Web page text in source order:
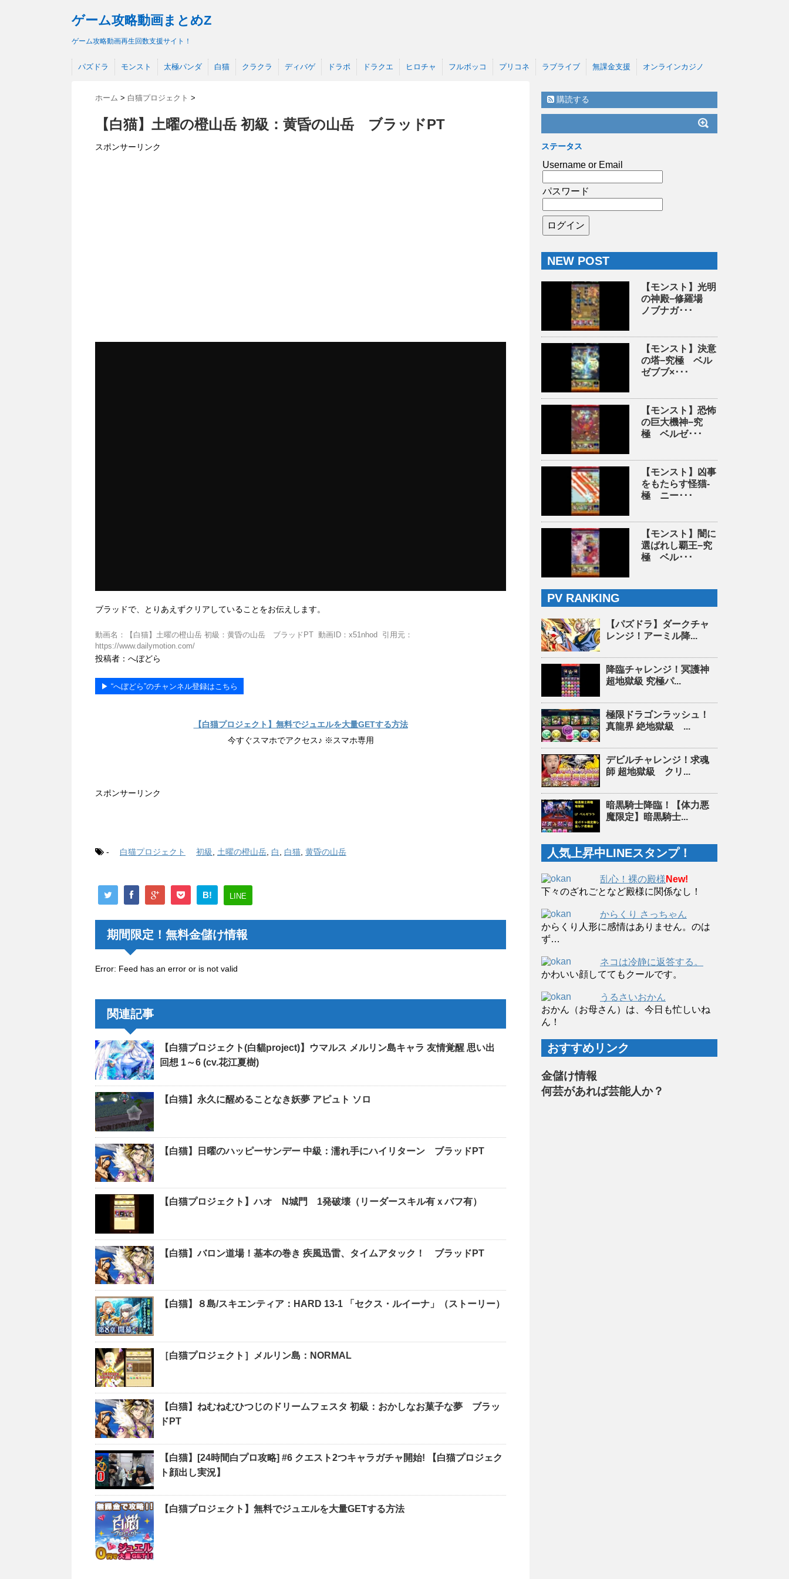
ゲーム攻略動画まとめZ
ゲーム攻略動画再生回数支援サイト！
パズドラ モンスト 太極パンダ 白猫 クラクラ ディバゲ ドラポ ドラクエ ヒロチャ フルボッコ プリコネ ラブライブ 無課金支援 オンラインカジノ
ホーム > 白猫プロジェクト >
【白猫】土曜の橙山岳 初級：黄昏の山岳 ブラッドPT
スポンサーリンク
ブラッドで、とりあえずクリアしていることをお伝えします。
動画名：【白猫】土曜の橙山岳 初級：黄昏の山岳 ブラッドPT 動画ID：x51nhod 引用元：
https://www.dailymotion.com/
投稿者：へぼどら
▶︎ “へぼどら”のチャンネル登録はこちら
【白猫プロジェクト】無料でジュエルを大量GETする方法
今すぐスマホでアクセス♪ ※スマホ専用
スポンサーリンク
- 白猫プロジェクト 初級 土曜の橙山岳 白 白猫 黄昏の山岳
B! LINE
期間限定！無料金儲け情報
Error: Feed has an error or is not valid
関連記事
【白猫プロジェクト(白貓project)】ウマルス メルリン島キャラ 友情覚醒 思い出
回想 1～6 (cv.花江夏樹)
【白猫】永久に醒めることなき妖夢 アピュト ソロ
【白猫】日曜のハッピーサンデー 中級：濡れ手にハイリターン ブラッドPT
【白猫プロジェクト】ハオ N城門 1発破壊（リーダースキル有ｘバフ有）
【白猫】バロン道場！基本の巻き 疾風迅雷、タイムアタック！ ブラッドPT
【白猫】８島/スキエンティア：HARD 13-1 「セクス・ルイーナ」（ストーリー）
［白猫プロジェクト］メルリン島：NORMAL
【白猫】ねむねむひつじのドリームフェスタ 初級：おかしなお菓子な夢 ブラッ
ドPT
【白猫】[24時間白プロ攻略] #6 クエスト2つキャラガチャ開始! 【白猫プロジェク
ト顔出し実況】
【白猫プロジェクト】無料でジュエルを大量GETする方法
購読する
ステータス
Username or Email
パスワード
NEW POST
【モンスト】光明
の神殿−修羅場
ノブナガ･･･
【モンスト】決意
の塔−究極 ベル
ゼブブ×･･･
【モンスト】恐怖
の巨大機神−究
極 ベルゼ･･･
【モンスト】凶事
をもたらす怪猫-
極 ニー･･･
【モンスト】闇に
選ばれし覇王−究
極 ベル･･･
PV RANKING
【パズドラ】ダークチャ
レンジ！アーミル降...
降臨チャレンジ！冥護神
超地獄級 究極パ...
極限ドラゴンラッシュ！
真龍界 絶地獄級 ...
デビルチャレンジ！求魂
師 超地獄級 クリ...
暗黒騎士降臨！【体力悪
魔限定】暗黒騎士...
人気上昇中LINEスタンプ！
乱心！裸の殿様 New!
下々のざれごとなど殿様に関係なし！
からくり さっちゃん
からくり人形に感情はありません。のは
ず…
ネコは冷静に返答する。
かわいい顔しててもクールです。
うるさいおかん
おかん（お母さん）は、今日も忙しいね
ん！
おすすめリンク
金儲け情報
何芸があれば芸能人か？